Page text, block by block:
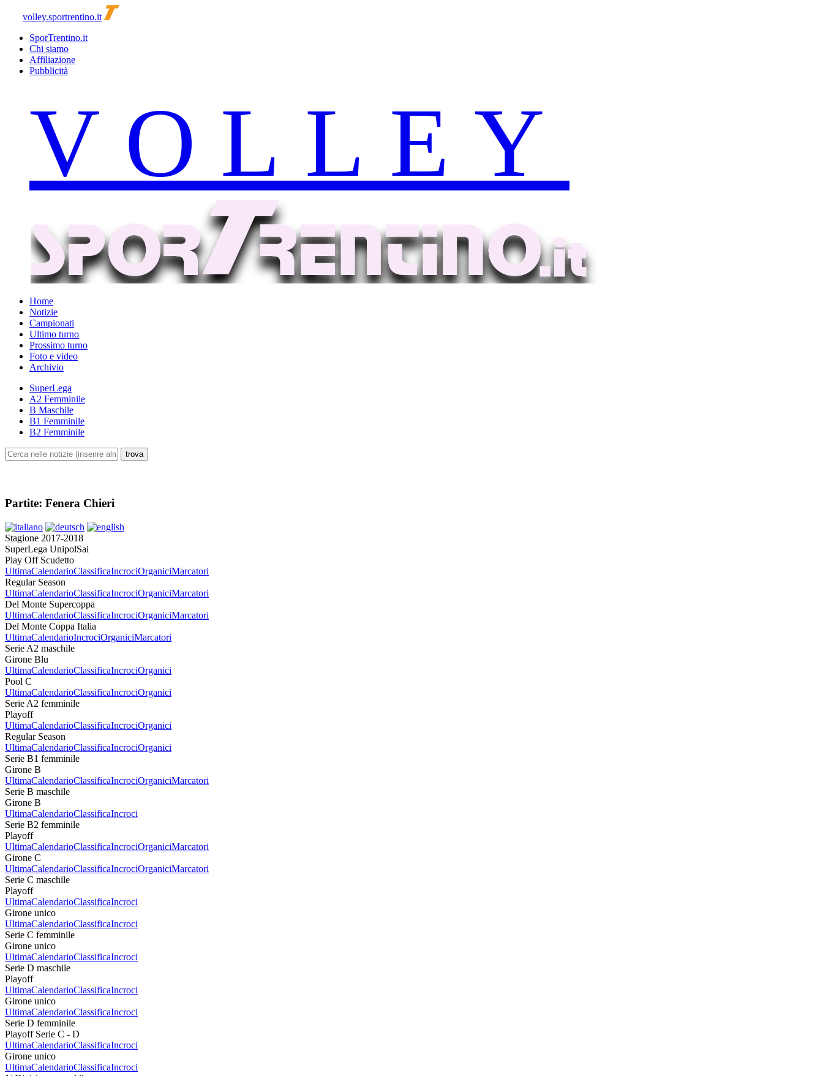
volley.sportrentino.it
SporTrentino.it
Chi siamo
Affiliazione
Pubblicità
Home
Notizie
Campionati
Ultimo turno
Prossimo turno
Foto e video
Archivio
SuperLega
A2 Femminile
B Maschile
B1 Femminile
B2 Femminile
Partite: Fenera Chieri
Stagione 2017-2018
SuperLega UnipolSai
Play Off Scudetto
UltimaCalendarioClassificaIncrociOrganiciMarcatori
Regular Season
UltimaCalendarioClassificaIncrociOrganiciMarcatori
Del Monte Supercoppa
UltimaCalendarioClassificaIncrociOrganiciMarcatori
Del Monte Coppa Italia
UltimaCalendarioIncrociOrganiciMarcatori
Serie A2 maschile
Girone Blu
UltimaCalendarioClassificaIncrociOrganici
Pool C
UltimaCalendarioClassificaIncrociOrganici
Serie A2 femminile
Playoff
UltimaCalendarioClassificaIncrociOrganici
Regular Season
UltimaCalendarioClassificaIncrociOrganici
Serie B1 femminile
Girone B
UltimaCalendarioClassificaIncrociOrganiciMarcatori
Serie B maschile
Girone B
UltimaCalendarioClassificaIncroci
Serie B2 femminile
Playoff
UltimaCalendarioClassificaIncrociOrganiciMarcatori
Girone C
UltimaCalendarioClassificaIncrociOrganiciMarcatori
Serie C maschile
Playoff
UltimaCalendarioClassificaIncroci
Girone unico
UltimaCalendarioClassificaIncroci
Serie C femminile
Girone unico
UltimaCalendarioClassificaIncroci
Serie D maschile
Playoff
UltimaCalendarioClassificaIncroci
Girone unico
UltimaCalendarioClassificaIncroci
Serie D femminile
Playoff Serie C - D
UltimaCalendarioClassificaIncroci
Girone unico
UltimaCalendarioClassificaIncroci